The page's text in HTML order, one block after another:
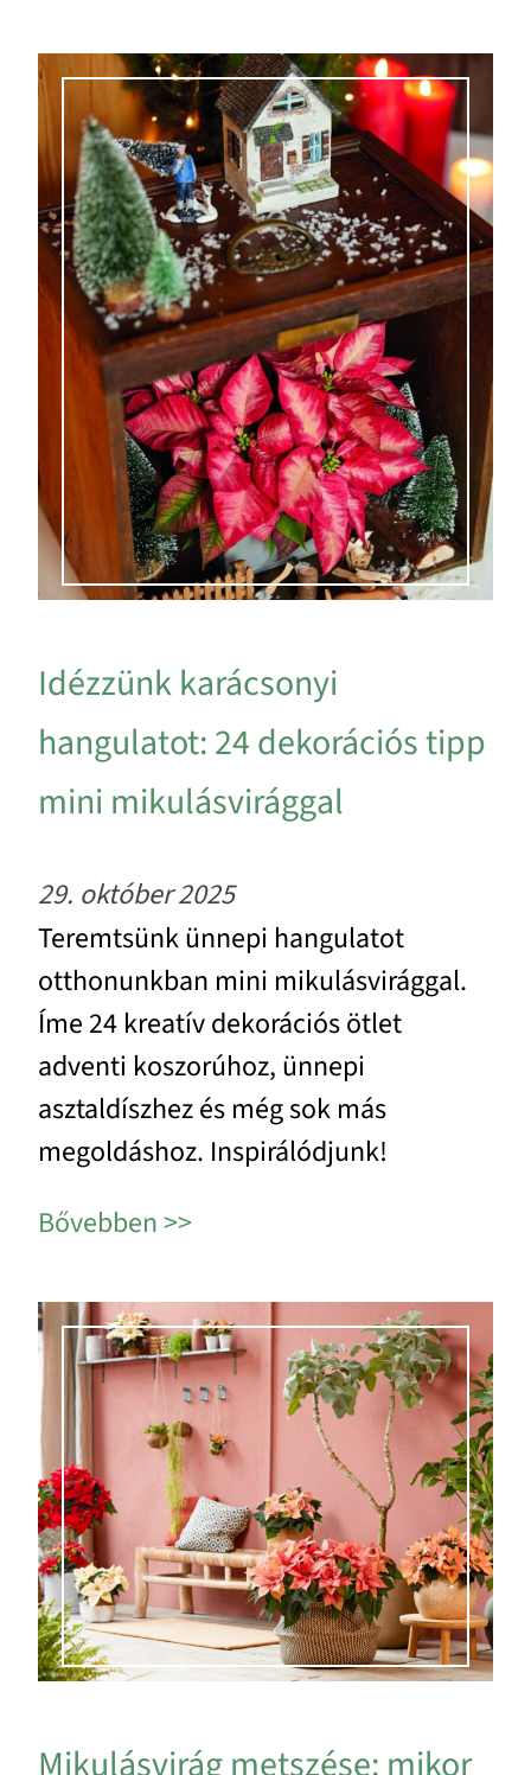
Idézzünk karácsonyi
hangulatot: 24 dekorációs tipp
mini mikulásvirággal
29. október 2025
Teremtsünk ünnepi hangulatot
otthonunkban mini mikulásvirággal.
Íme 24 kreatív dekorációs ötlet
adventi koszorúhoz, ünnepi
asztaldíszhez és még sok más
megoldáshoz. Inspirálódjunk!
Bővebben
Mikulásvirág metszése: mikor